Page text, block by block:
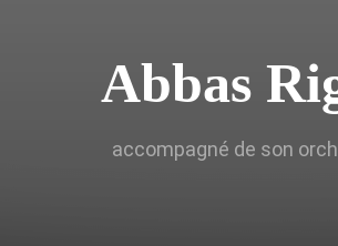
Abbas
accompagné de son